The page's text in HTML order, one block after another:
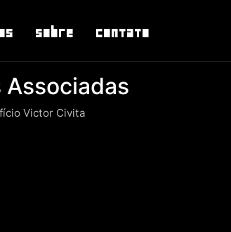
Sobre Contato
Associadas
Victor Civita